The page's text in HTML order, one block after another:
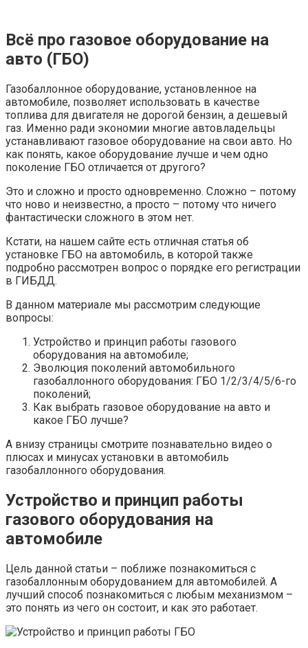
Всё про газовое оборудование на
авто (ГБО)
Газобаллонное оборудование, установленное на
автомобиле, позволяет использовать в качестве
топлива для двигателя не дорогой бензин, а дешевый
газ. Именно ради экономии многие автовладельцы
устанавливают газовое оборудование на свои авто. Но
как понять, какое оборудование лучше и чем одно
поколение ГБО отличается от другого?
Это и сложно и просто одновременно. Сложно – потому
что ново и неизвестно, а просто – потому что ничего
фантастически сложного в этом нет.
Кстати, на нашем сайте есть отличная статья об
установке ГБО на автомобиль, в которой также
подробно рассмотрен вопрос о порядке его регистрации
в ГИБДД.
В данном материале мы рассмотрим следующие
вопросы:
Устройство и принцип работы газового
оборудования на автомобиле;
Эволюция поколений автомобильного
газобаллонного оборудования: ГБО 1/2/3/4/5/6-го
поколений;
Как выбрать газовое оборудование на авто и
какое ГБО лучше?
А внизу страницы смотрите познавательно видео о
плюсах и минусах установки в автомобиль
газобаллонного оборудования.
Устройство и принцип работы
газового оборудования на
автомобиле
Цель данной статьи – поближе познакомиться с
газобаллонным оборудованием для автомобилей. А
лучший способ познакомиться с любым механизмом –
это понять из чего он состоит, и как это работает.